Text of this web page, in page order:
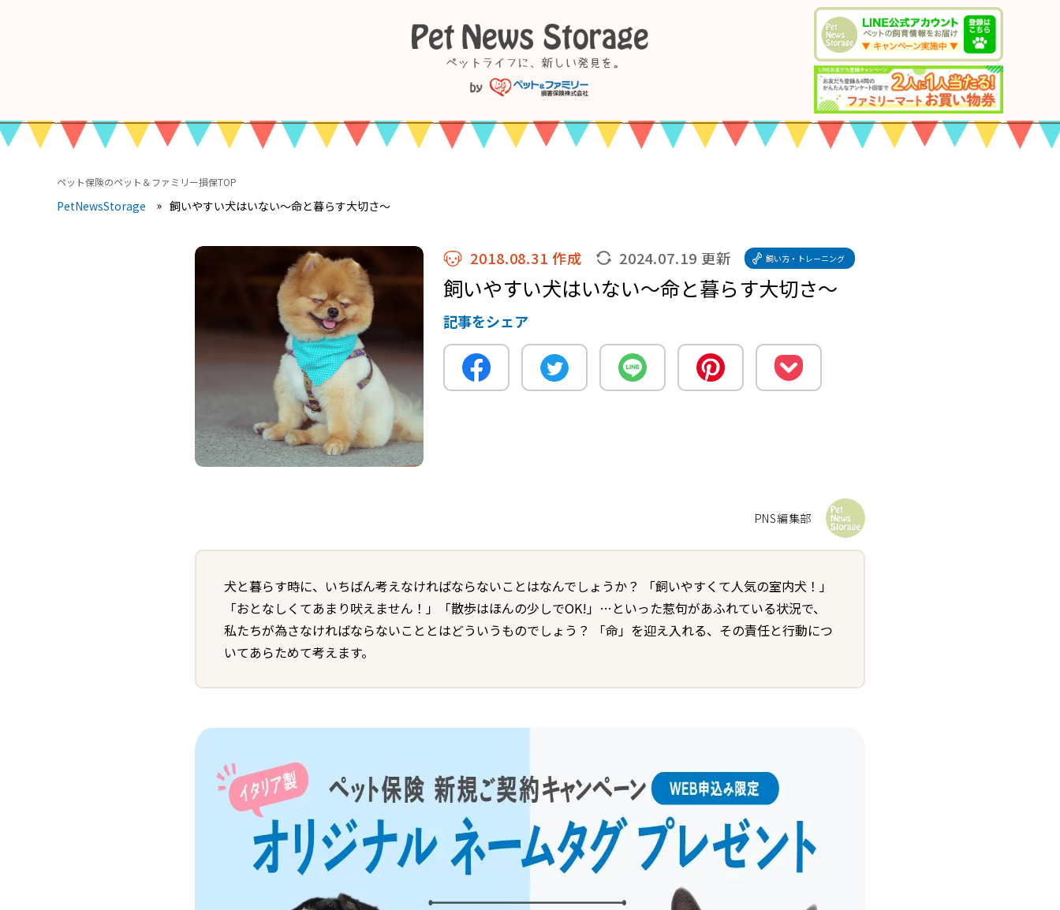
ペット保険のペット＆ファミリー損保TOP
PetNewsStorage 飼いやすい犬はいない〜命と暮らす大切さ〜
2018.08.31 作成 2024.07.19 更新 飼い方・トレーニング
飼いやすい犬はいない〜命と暮らす大切さ〜
記事をシェア
PNS編集部
犬と暮らす時に、いちばん考えなければならないことはなんでしょうか？ 「飼いやすくて人気の室内犬！」
「おとなしくてあまり吠えません！」「散歩はほんの少しでOK!」…といった惹句があふれている状況で、
私たちが為さなければならないこととはどういうものでしょう？ 「命」を迎え入れる、その責任と行動につ
いてあらためて考えます。